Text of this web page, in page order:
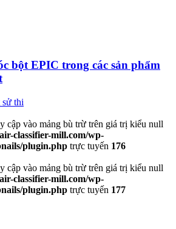
bột EPIC trong các sản phẩm
sử thi
cập vào mảng bù trừ trên giá trị kiểu null
classifier-mill.com/wp-
plugin.php trực tuyến 176
cập vào mảng bù trừ trên giá trị kiểu null
classifier-mill.com/wp-
plugin.php trực tuyến 177